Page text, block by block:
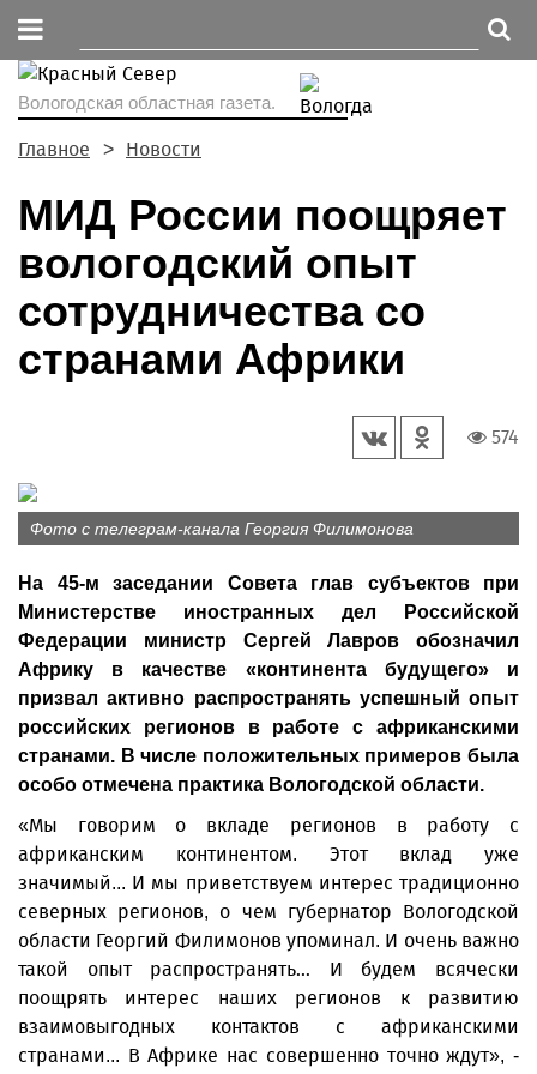
Вологодская областная газета.
Главное Новости
МИД России поощряет
вологодский опыт
сотрудничества со
странами Африки
574
Фото с телеграм-канала Георгия Филимонова
На 45-м заседании Совета глав субъектов при
Министерстве иностранных дел Российской
Федерации министр Сергей Лавров обозначил
Африку в качестве «континента будущего» и
призвал активно распространять успешный опыт
российских регионов в работе с африканскими
странами. В числе положительных примеров была
особо отмечена практика Вологодской области.
«Мы говорим о вкладе регионов в работу с
африканским континентом. Этот вклад уже
значимый... И мы приветствуем интерес традиционно
северных регионов, о чем губернатор Вологодской
области Георгий Филимонов упоминал. И очень важно
такой опыт распространять… И будем всячески
поощрять интерес наших регионов к развитию
взаимовыгодных контактов с африканскими
странами... В Африке нас совершенно точно ждут», -